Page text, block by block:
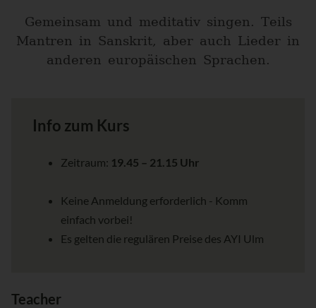
Gemeinsam und meditativ singen. Teils
Mantren in Sanskrit, aber auch Lieder in
anderen europäischen Sprachen.
Info zum Kurs
Zeitraum: 19.45 – 21.15 Uhr
Keine Anmeldung erforderlich - Komm
einfach vorbei!
Es gelten die regulären Preise des AYI Ulm
Teacher